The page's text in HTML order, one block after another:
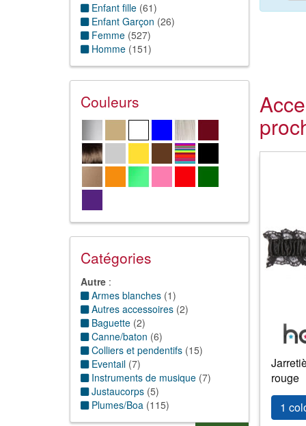
Enfant fille (61)
Enfant Garçon (26)
Femme (527)
Homme (151)
Couleurs
Catégories
Autre :
Armes blanches (1)
Autres accessoires (2)
Baguette (2)
Canne/baton (6)
Colliers et pendentifs (15)
Eventail (7)
Instruments de musique (7)
Justaucorps (5)
Plumes/Boa (115)
Sac à main(2)
rouge
1